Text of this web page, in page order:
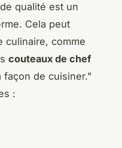
qualité est un
Cela peut
culinaire, comme
couteaux de chef
façon de cuisiner."
: